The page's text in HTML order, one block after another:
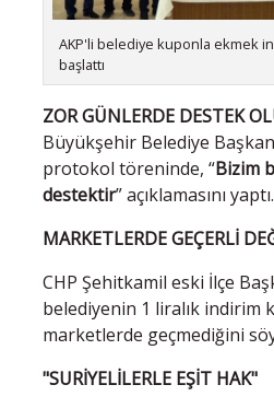
AKP'li belediye kuponla ekmek
başlattı
ZOR GÜNLERDE DESTEK
Büyükşehir Belediye
protokol töreninde, “Bizim
destektir” açıklamasını yaptı.
MARKETLERDE GEÇERLİ
CHP Şehitkamil eski İlçe
belediyenin 1 liralık indirim
marketlerde geçmediğini
"SURİYELİLERLE EŞİT HAK"